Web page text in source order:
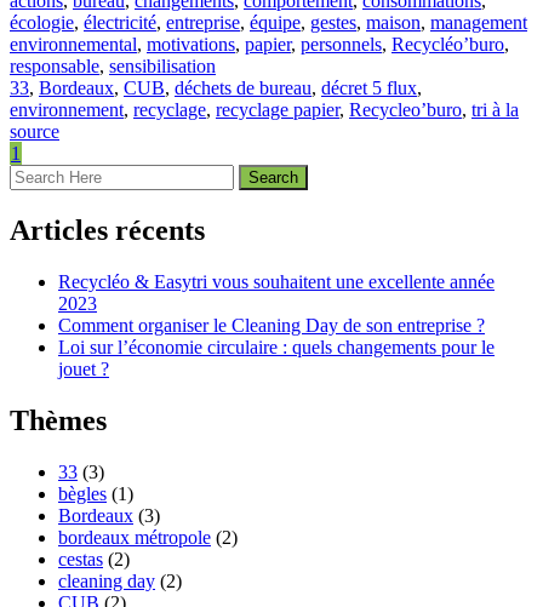
écologie, électricité, entreprise, équipe, gestes, maison, management
environnemental, motivations, papier, personnels, Recycléo’buro,
responsable, sensibilisation
33, Bordeaux, CUB, déchets de bureau, décret 5 flux,
environnement, recyclage, recyclage papier, Recycleo’buro, tri à la
source
1
Articles récents
Recycléo & Easytri vous souhaitent une excellente année
2023
Comment organiser le Cleaning Day de son entreprise ?
Loi sur l’économie circulaire : quels changements pour le
jouet ?
Thèmes
33 (3)
bègles (1)
Bordeaux (3)
bordeaux métropole (2)
cestas (2)
cleaning day (2)
CUB (2)